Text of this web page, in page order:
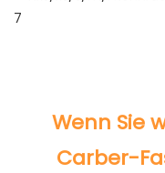
Wenn Sie
Carber-